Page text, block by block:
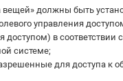
вещей» должны быть
управления
доступом) в
системе;
для доступа к